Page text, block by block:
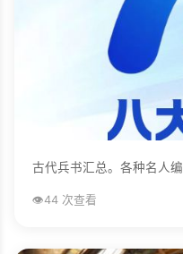
古代兵书汇总。各种名人
👁️44 次查看